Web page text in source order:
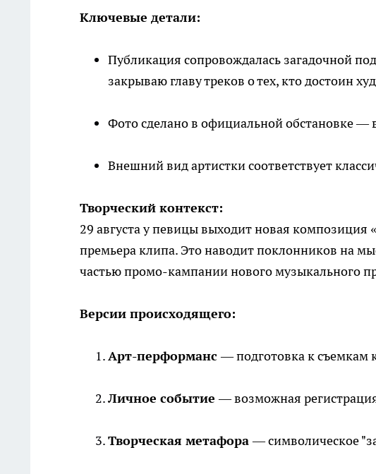
Ключевые детали:
Публикация сопровождалась загадочной
закрываю главу треков о тех, кто достоин
Фото сделано в официальной обстановке —
Внешний вид артистки соответствует
Творческий контекст:
29 августа у певицы выходит новая композиция
премьера клипа. Это наводит поклонников на
частью промо-кампании нового музыкального
Версии происходящего:
Арт-перформанс— подготовка к съемкам
Личное событие— возможная
Творческая метафора— символическое